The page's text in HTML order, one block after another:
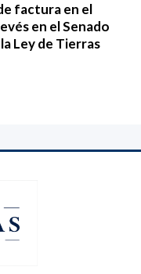
factura en el
en el Senado
Ley de Tierras